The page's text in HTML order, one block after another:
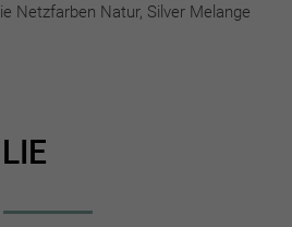
Netzfarben Natur, Silver Melange